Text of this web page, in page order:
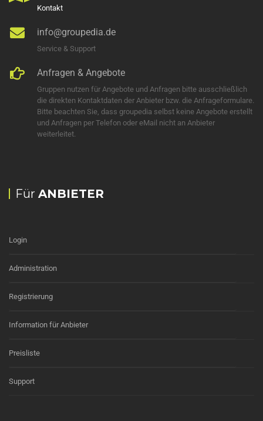
Kontakt
info@groupedia.de
Service & Support
Anfragen & Angebote
Gruppen nutzen für Angebote und Anfragen bitte ausschließlich
die direkten Kontaktdaten der Anbieter bzw. die Anfrageformulare.
Bitte beachten Sie, dass groupedia selbst keine Angebote erstellt
und Anfragen per Telefon oder eMail nicht an Anbieter
weiterleitet.
Für ANBIETER
Login
Administration
Registrierung
Information für Anbieter
Preisliste
Support